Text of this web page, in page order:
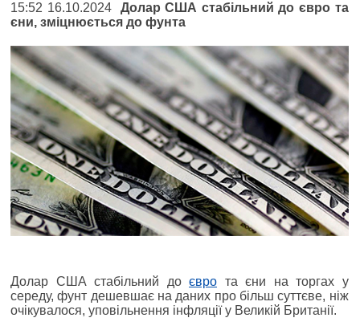
15:52 16.10.2024 Долар США стабільний до євро та
єни, зміцнюється до фунта
Долар США стабільний доєвро та єни на торгах у
середу, фунт дешевшає на даних про більш суттєве, ніж
очікувалося, уповільнення інфляції у Великій Британії.